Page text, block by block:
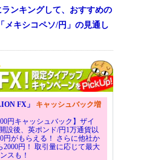
ンキングして、おすすめの
メキシコペソ/円」の見通し
FX」 キャッシュバック増
円キャッシュバック】ザイ
設後、英ポンド/円1万通貨以
円がもらえる！ さらに他社か
2000円！ 取引量に応じて最大
スも！